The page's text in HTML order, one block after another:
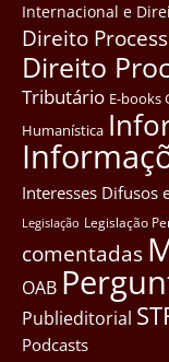
Internacional e
Direito
Direito
Tributário E-books
Humanística
Interesses Difusos
Legislação Legislação
comentadas
OAB
Publieditorial
Podcasts